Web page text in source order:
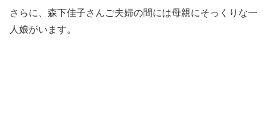
さらに、森下佳子さんご夫婦の間には母親にそっくりな一
人娘がいます。